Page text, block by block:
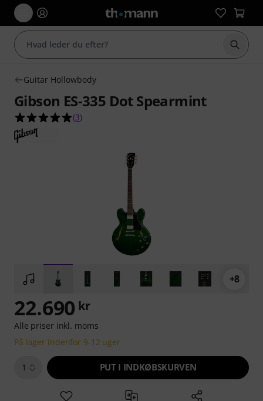
Start
Guitar Hollowbody
Gibson ES-335 Dot Spearmint
5.0 ud af 5 stjerner fra 3 kundebedømmelser
(3)
+8
22.690 kr
Alle priser inkl. moms
På lager indenfor 9-12 uger
1 PUT I INDKØBSKURVEN